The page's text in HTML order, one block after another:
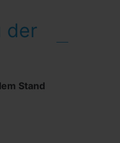
der
Stand